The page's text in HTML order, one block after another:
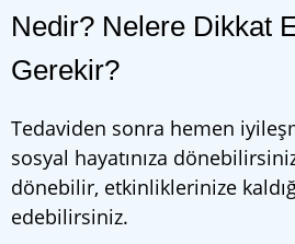
Nedir? Nelere Dikkat
Gerekir?
Tedaviden sonra hemen
sosyal hayatınıza
dönebilir, etkinliklerinize
edebilirsiniz.